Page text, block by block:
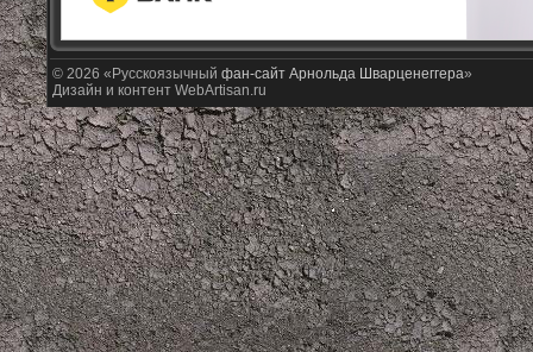
© 2026 «Русскоязычный фан-сайт Арнольда Шварценеггера»
Дизайн и контент WebArtisan.ru